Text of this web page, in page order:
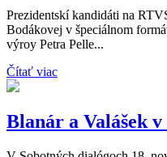
Prezidentskí kandidáti na
Bodákovej v špeciálnom
výroy Petra Pelle...
Čítať viac
Blanár a Valášek